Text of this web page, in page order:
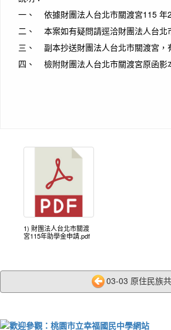
一、 依據財團法人台北市關渡宮115 年
二、 本案如有疑問請逕洽財團法人台北
三、 副本抄送財團法人台北市關渡宮，
四、 檢附財團法人台北市關渡宮原函影
1) 財團法人台北市關渡
宮115年助學金申請.pdf
03-03 原住民族